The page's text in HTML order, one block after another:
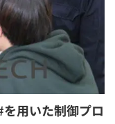
用いた制御プロ